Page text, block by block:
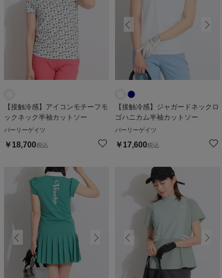
【接触冷感】アイコンモチーフモ
ックネック半袖カットソー
パーリーゲイツ
￥ 18,700税込
【接触冷感】ジャガードネックロ
ゴハニカム半袖カットソー
パーリーゲイツ
￥ 17,600税込